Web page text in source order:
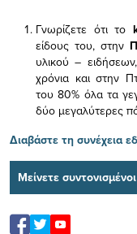
Γνωρίζετε ότι το
είδους του, στην
υλικού –
χρόνια και στην
του 80% όλα τα
δύο μεγαλύτερες
Διαβάστε τη συνέχεια
Μείνετε συντονισμένοι